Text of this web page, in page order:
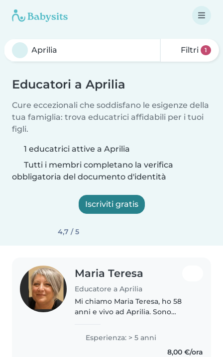
Filtri 1
Educatori a Aprilia
Cure eccezionali che soddisfano le esigenze della
tua famiglia: trova educatrici affidabili per i tuoi
figli.
1 educatrici attive a Aprilia
Tutti i membri completano la verifica
obbligatoria del documento d'identità
Iscriviti gratis
4,7 / 5
Maria Teresa
Educatore a Aprilia
Mi chiamo Maria Teresa, ho 58
anni e vivo ad Aprilia. Sono
e primaria. Cerco un'opportunità
come babysitter nei fine
Esperienza: > 5 anni
8,00 €/ora